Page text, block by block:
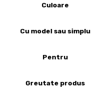
Culoare
Cu model sau simplu
Pentru
Greutate produs